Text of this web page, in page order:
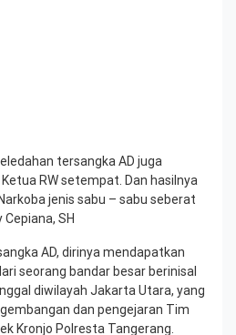
tersangka AD juga
RW setempat. Dan hasilnya
jenis sabu – sabu seberat
SH
AD, dirinya mendapatkan
seorang bandar besar berinisal
diwilayah Jakarta Utara, yang
dan pengejaran Tim
Kronjo Polresta Tangerang.